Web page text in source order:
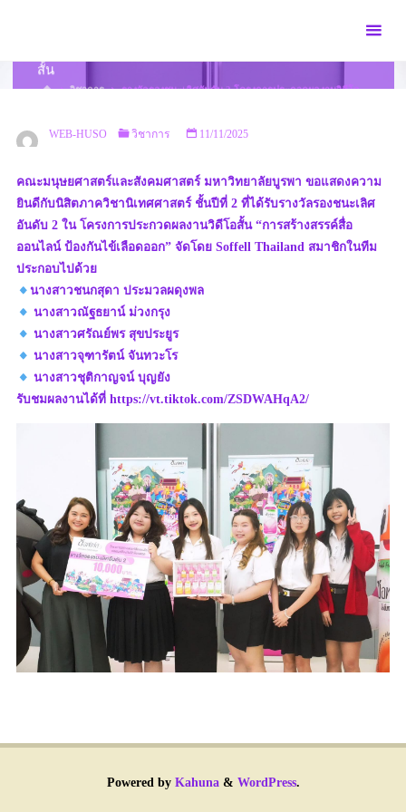
สั้น
HOMEวิชาการ
รางวัลรองชนะเลิศอันดับ 2 โครงการประกวดผลงานวิดีโอ
WEB-HUSO วิชาการ 11/11/2025
คณะมนุษยศาสตร์และสังคมศาสตร์ มหาวิทยาลัยบูรพา ขอแสดงความ
ยินดีกับนิสิตภาควิชานิเทศศาสตร์ ชั้นปีที่ 2 ที่ได้รับรางวัลรองชนะเลิศ
อันดับ 2 ใน โครงการประกวดผลงานวิดีโอสั้น “การสร้างสรรค์สื่อ
ออนไลน์ ป้องกันไข้เลือดออก” จัดโดย Soffell Thailand สมาชิกในทีม
ประกอบไปด้วย
นางสาวชนกสุดา ประมวลผดุงพล
นางสาวณัฐธยาน์ ม่วงกรุง
นางสาวศรัณย์พร สุขประยูร
นางสาวจุฑารัตน์ จันทวะโร
นางสาวชุติกาญจน์ บุญยัง
รับชมผลงานได้ที่ https://vt.tiktok.com/ZSDWAHqA2/
Powered byKahuna& WordPress.